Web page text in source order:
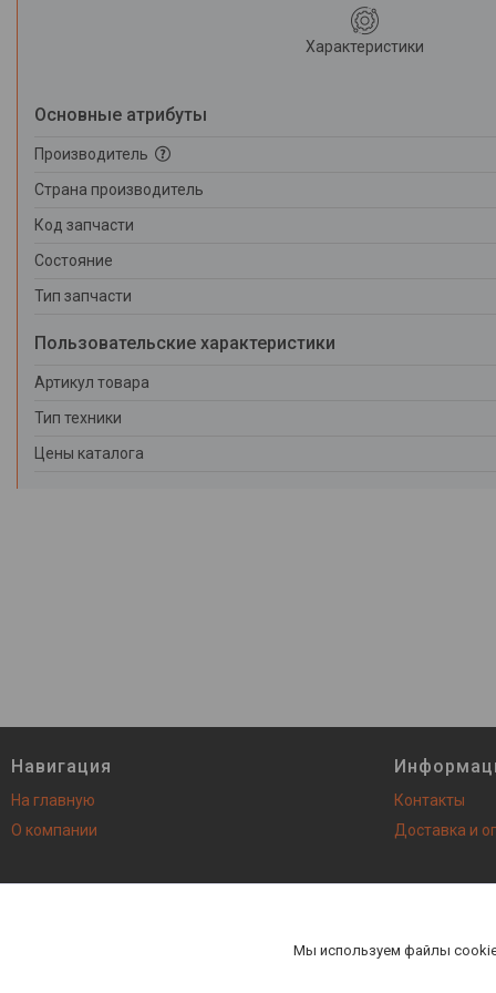
Характеристики
Основные атрибуты
Производитель
Страна производитель
Код запчасти
Состояние
Тип запчасти
Пользовательские характеристики
Артикул товара
Тип техники
Цены каталога
Навигация
На главную
О компании
Контакты
Доставка и
Мы используем файлы
AutoNEXT - все запасные